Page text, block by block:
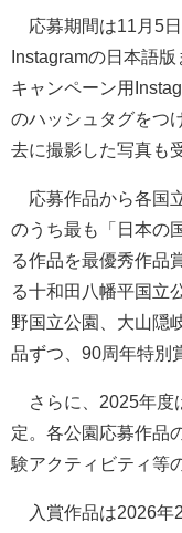
応募期間は11月5
Instagramの日本語
キャンペーン用
のハッシュタグをつ
去に撮影した写真も
応募作品から各国
のうち最も「日本の
る作品を最優秀作品
る十和田八幡平国立
野国立公園、大山隠
品ずつ、90周年特別
さらに、2025年度
定。各公園応募作品
験アクティビティ等
入賞作品は2026年